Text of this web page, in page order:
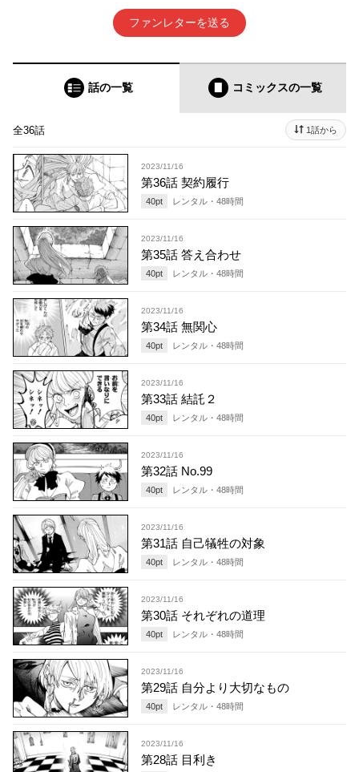
ファンレターを送る
話の一覧 コミックスの一覧
全36話 1話から
2023/11/16
第36話 契約履行
40pt レンタル・ 48時間
2023/11/16
第35話 答え合わせ
40pt レンタル・ 48時間
2023/11/16
第34話 無関心
40pt レンタル・ 48時間
2023/11/16
第33話 結託２
40pt レンタル・ 48時間
2023/11/16
第32話 No.99
40pt レンタル・ 48時間
2023/11/16
第31話 自己犠牲の対象
40pt レンタル・ 48時間
2023/11/16
第30話 それぞれの道理
40pt レンタル・ 48時間
2023/11/16
第29話 自分より大切なもの
40pt レンタル・ 48時間
2023/11/16
第28話 目利き